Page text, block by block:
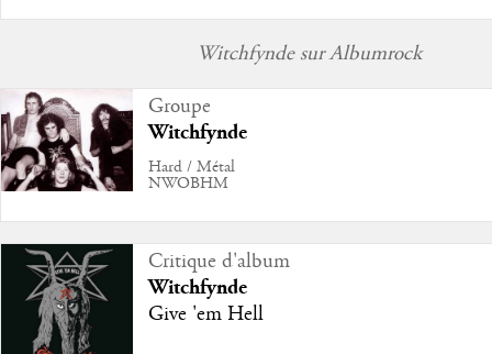
Witchfynde sur Albumrock
Groupe
Witchfynde
Hard / Métal
NWOBHM
Critique d'album
Witchfynde
Give 'em Hell